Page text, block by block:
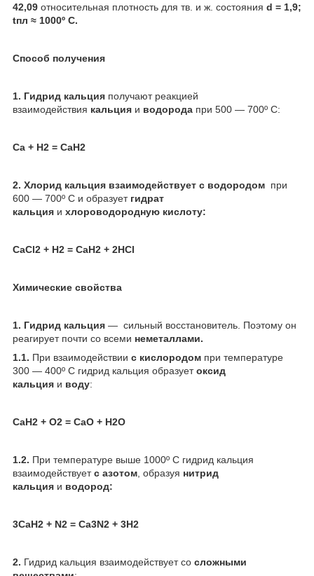
42,09 относительная плотность для тв. и ж. состояния d = 1,9;
tпл ≈ 1000º C.
Способ получения
1. Гидрид кальция получают реакцией
взаимодействия кальция и водорода при 500 — 700º C:
Ca + H2 = CaH2
2. Хлорид кальция взаимодействует с водородом при
600 — 700º С и образует гидрат
кальция и хлороводородную кислоту:
CaCl2 + H2 = CaH2 + 2HCl
Химические свойства
1. Гидрид кальция — сильный восстановитель. Поэтому он
реагирует почти со всеми неметаллами.
1.1. При взаимодействии с кислородом при температуре
300 — 400º C гидрид кальция образуетоксид
кальция и воду:
CaH2 + O2 = CaO + H2O
1.2. При температуре выше 1000º C гидрид кальция
взаимодействуетс азотом , образуя нитрид
кальция и водород:
3CaH2 + N2 = Ca3N2 + 3H2
2. Гидрид кальция взаимодействует со сложными